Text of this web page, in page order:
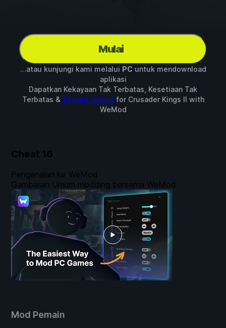
Mulai
...atau kunjungi kami melalui PC untuk mendownload
aplikasi
Dapatkan Kekayaan Tak Terbatas, Kesetiaan Tak
Terbatas & 14 mod lainnyafor Crusader Kings II with
WeMod
Cheat 16
Mod Pemain
Pengenalan ke WeMod
Gambaran Umum modding bersama WeMod